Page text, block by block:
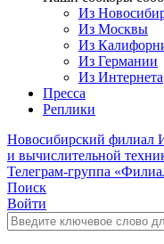
Из
Из Москвы
Из
Из Германии
Из Интернета
Пресса
Реплики
Новосибирский филиал
и вычислительной
Телеграм-группа
Поиск
Войти